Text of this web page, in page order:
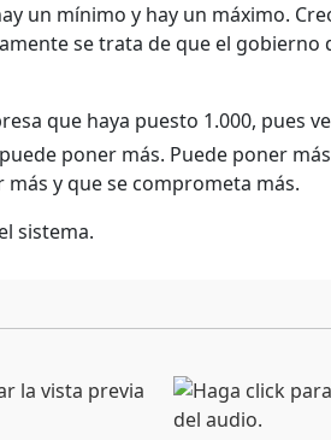
un mínimo y hay un máximo.
se trata de que el gobierno
que haya puesto 1.000, pues
poner más. Puede poner
más y que se comprometa más.
sistema.